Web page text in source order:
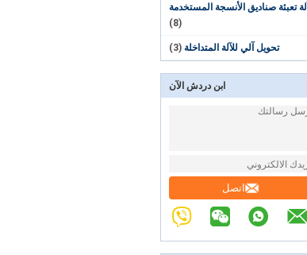
آلة تعبئة صناديق الأنسجة المستخدمة
(8)
تحويل آلي للآلة المتداخلة (3)
ابن دردش الآن
اتصل